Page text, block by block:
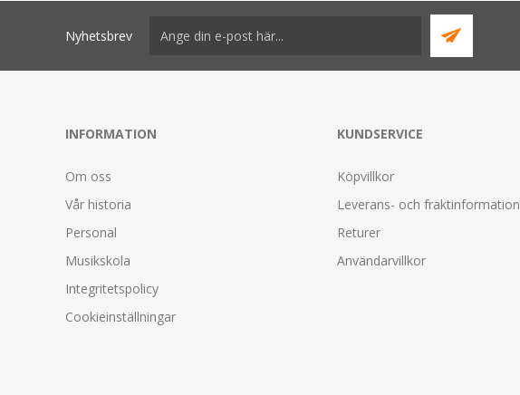
Nyhetsbrev
INFORMATION
Om oss
Vår historia
Personal
Musikskola
Integritetspolicy
Cookieinställningar
KUNDSERVICE
Köpvillkor
Leverans- och fraktinformation
Returer
Användarvillkor